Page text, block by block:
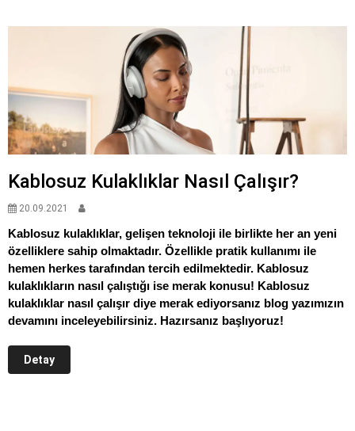
Kablosuz Kulaklıklar Nasıl Çalışır?
20.09.2021
Kablosuz kulaklıklar, gelişen teknoloji ile birlikte her an yeni
özelliklere sahip olmaktadır. Özellikle pratik kullanımı ile
hemen herkes tarafından tercih edilmektedir. Kablosuz
kulaklıkların nasıl çalıştığı ise merak konusu! Kablosuz
kulaklıklar nasıl çalışır diye merak ediyorsanız blog yazımızın
devamını inceleyebilirsiniz. Hazırsanız başlıyoruz!
Detay